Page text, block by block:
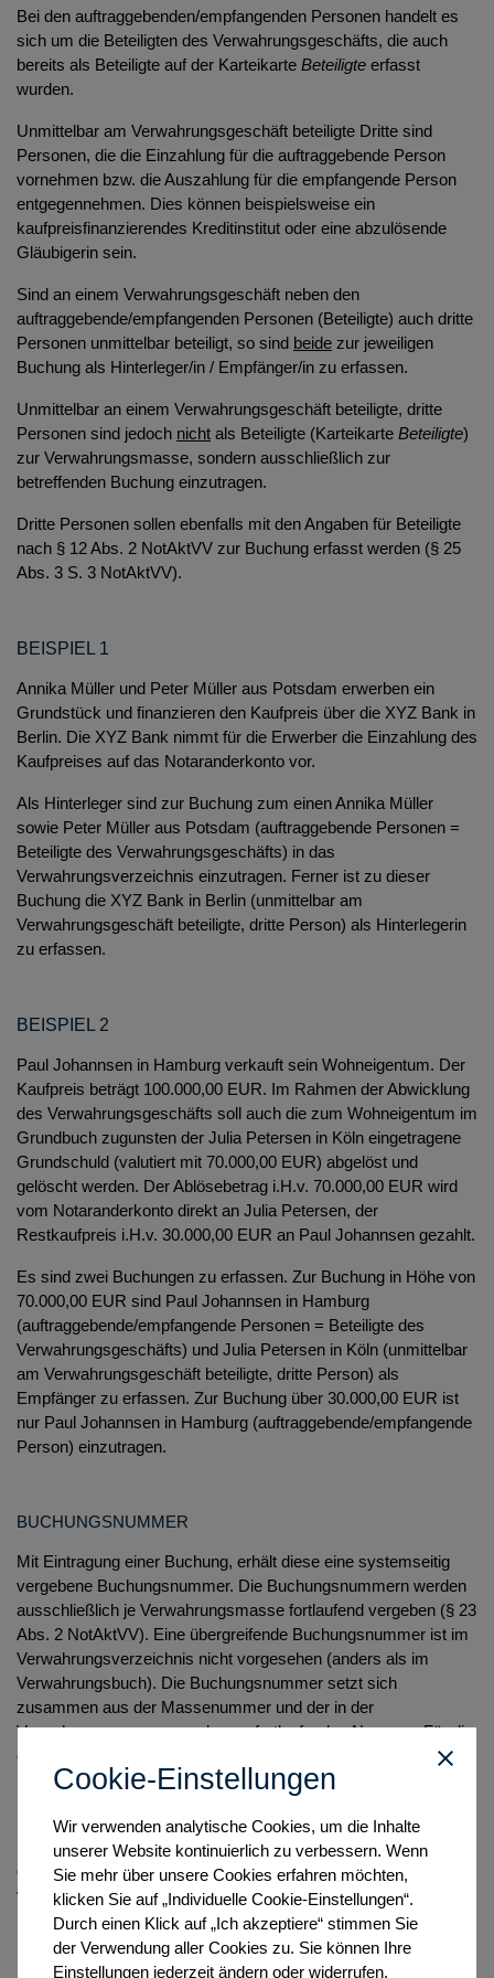
Cookie-Einstellungen
Wir verwenden analytische Cookies, um die Inhalte
unserer Website kontinuierlich zu verbessern. Wenn
Sie mehr über unsere Cookies erfahren möchten,
klicken Sie auf „Individuelle Cookie-Einstellungen“.
Durch einen Klick auf „Ich akzeptiere“ stimmen Sie
der Verwendung aller Cookies zu. Sie können Ihre
Einstellungen jederzeit ändern oder widerrufen.
Bei den auftraggebenden/empfangenden Personen handelt es
sich um die Beteiligten des Verwahrungsgeschäfts, die auch
bereits als Beteiligte auf der Karteikarte Beteiligte erfasst
wurden.
Unmittelbar am Verwahrungsgeschäft beteiligte Dritte sind
Personen, die die Einzahlung für die auftraggebende Person
vornehmen bzw. die Auszahlung für die empfangende Person
entgegennehmen. Dies können beispielsweise ein
kaufpreisfinanzierendes Kreditinstitut oder eine abzulösende
Gläubigerin sein.
Sind an einem Verwahrungsgeschäft neben den
auftraggebende/empfangenden Personen (Beteiligte) auch dritte
Personen unmittelbar beteiligt, so sind beide zur jeweiligen
Buchung als Hinterleger/in / Empfänger/in zu erfassen.
Unmittelbar an einem Verwahrungsgeschäft beteiligte, dritte
Personen sind jedoch nicht als Beteiligte (Karteikarte Beteiligte)
zur Verwahrungsmasse, sondern ausschließlich zur
betreffenden Buchung einzutragen.
Dritte Personen sollen ebenfalls mit den Angaben für Beteiligte
nach § 12 Abs. 2 NotAktVV zur Buchung erfasst werden (§ 25
Abs. 3 S. 3 NotAktVV).
BEISPIEL 1
Annika Müller und Peter Müller aus Potsdam erwerben ein
Grundstück und finanzieren den Kaufpreis über die XYZ Bank in
Berlin. Die XYZ Bank nimmt für die Erwerber die Einzahlung des
Kaufpreises auf das Notaranderkonto vor.
Als Hinterleger sind zur Buchung zum einen Annika Müller
sowie Peter Müller aus Potsdam (auftraggebende Personen =
Beteiligte des Verwahrungsgeschäfts) in das
Verwahrungsverzeichnis einzutragen. Ferner ist zu dieser
Buchung die XYZ Bank in Berlin (unmittelbar am
Verwahrungsgeschäft beteiligte, dritte Person) als Hinterlegerin
zu erfassen.
BEISPIEL 2
Paul Johannsen in Hamburg verkauft sein Wohneigentum. Der
Kaufpreis beträgt 100.000,00 EUR. Im Rahmen der Abwicklung
des Verwahrungsgeschäfts soll auch die zum Wohneigentum im
Grundbuch zugunsten der Julia Petersen in Köln eingetragene
Grundschuld (valutiert mit 70.000,00 EUR) abgelöst und
gelöscht werden. Der Ablösebetrag i.H.v. 70.000,00 EUR wird
vom Notaranderkonto direkt an Julia Petersen, der
Restkaufpreis i.H.v. 30.000,00 EUR an Paul Johannsen gezahlt.
Es sind zwei Buchungen zu erfassen. Zur Buchung in Höhe von
70.000,00 EUR sind Paul Johannsen in Hamburg
(auftraggebende/empfangende Personen = Beteiligte des
Verwahrungsgeschäfts) und Julia Petersen in Köln (unmittelbar
am Verwahrungsgeschäft beteiligte, dritte Person) als
Empfänger zu erfassen. Zur Buchung über 30.000,00 EUR ist
nur Paul Johannsen in Hamburg (auftraggebende/empfangende
Person) einzutragen.
BUCHUNGSNUMMER
Mit Eintragung einer Buchung, erhält diese eine systemseitig
vergebene Buchungsnummer. Die Buchungsnummern werden
ausschließlich je Verwahrungsmasse fortlaufend vergeben (§ 23
Abs. 2 NotAktVV). Eine übergreifende Buchungsnummer ist im
Verwahrungsverzeichnis nicht vorgesehen (anders als im
Verwahrungsbuch). Die Buchungsnummer setzt sich
zusammen aus der Massenummer und der in der
Verwahrungsmasse vergebenen fortlaufenden Nummer. Für die
erste Buchung in der Verwahrungsmasse 2022/1 lautet die
Buchungsnummer2022/1-1. Buchungsnummern können nicht
Nach Eintragung der Buchung ist die Buchungsnummer auf
dem jeweiligen Beleg der Einnahme oder Ausgabe zu
vermerken (§ 41 Abs. 4 NotAktVV).
EINTRAGUNGSDATUM